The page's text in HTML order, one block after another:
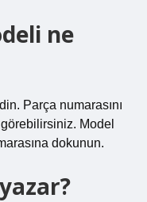
ne
Parça numarasını
görebilirsiniz. Model
dokunun.